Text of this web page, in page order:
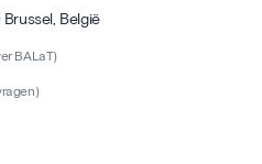
België
BALaT)